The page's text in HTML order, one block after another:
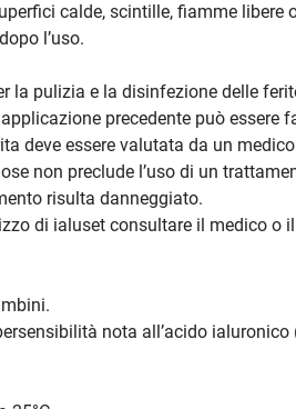
calde, scintille, fiamme libere
l’uso.
la pulizia e la disinfezione delle
precedente può
deve essere valutata da un
non preclude l’uso di un
risulta danneggiato.
di ialuset consultare il medico o
nota all’acido